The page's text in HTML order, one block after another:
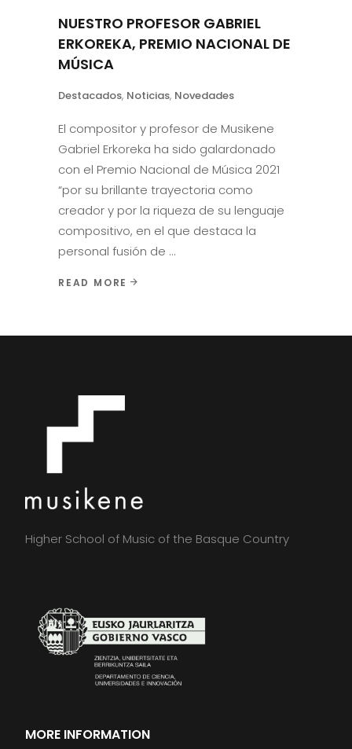
NUESTRO PROFESOR GABRIEL
ERKOREKA, PREMIO NACIONAL DE
MÚSICA
Destacados, Noticias, Novedades
El compositor y profesor de Musikene
Gabriel Erkoreka ha sido galardonado
con el Premio Nacional de Música 2021
“por su brillante trayectoria como
creador y por la riqueza de su lenguaje
compositivo, en el que destaca la
personal fusión de
READ MORE
Higher School of Music of the Basque Country
MORE INFORMATION